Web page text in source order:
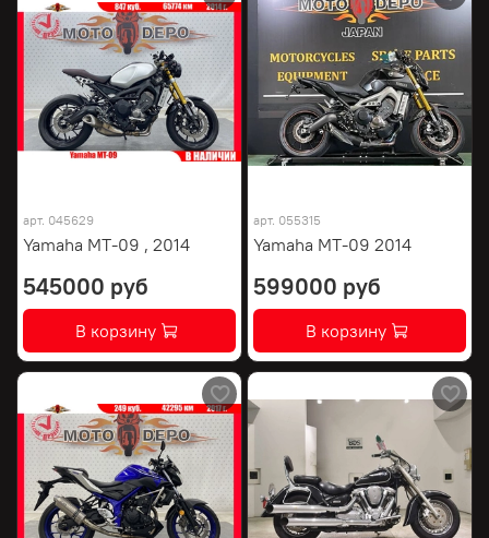
арт. 045629
Yamaha MT-09 , 2014
545000 руб
В корзину
арт. 055315
Yamaha MT-09 2014
599000 руб
В корзину